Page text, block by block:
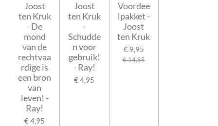
Joost
ten Kruk
- De
mond
van de
rechtvaa
rdige is
een bron
van
leven! -
Ray!
€ 4,95
Joost
ten Kruk
-
Schudde
n voor
gebruik!
- Ray!
€ 4,95
Voordee
lpakket -
Joost
ten Kruk
€ 9,95
€ 14,85